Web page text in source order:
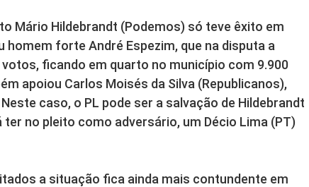
Mário Hildebrandt (Podemos) só teve êxito em
homem forte André Espezim, que na disputa a
ficando em quarto no município com 9.900
apoiou Carlos Moisés da Silva (Republicanos),
caso, o PL pode ser a salvação de Hildebrandt
no pleito como adversário, um Décio Lima (PT)
a situação fica ainda mais contundente em